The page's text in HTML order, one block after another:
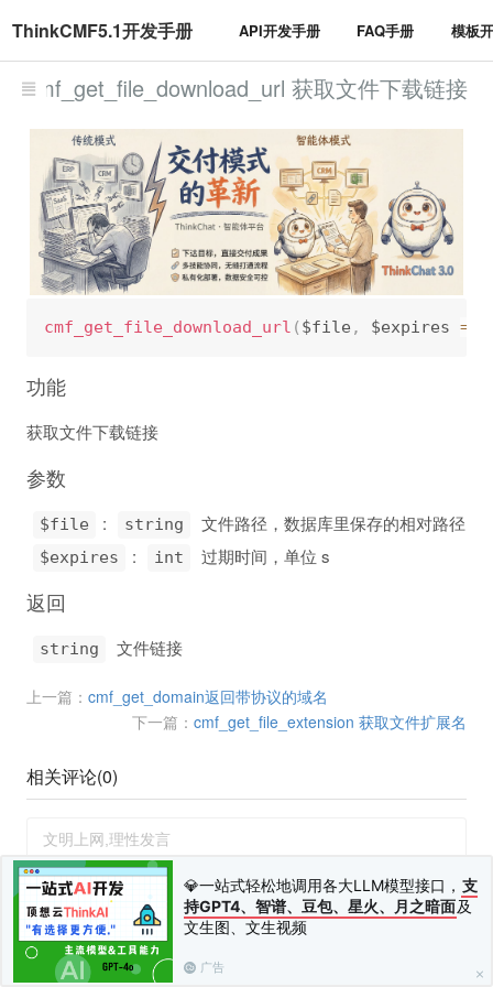
💎一站式轻松地调用各大LLM模型接口， 支
持GPT4、智谱、豆包、星火、月之暗面及
文生图、文生视频
广告
ThinkCMF5.1开发手册 API开发手册 FAQ手册 模板
cmf_get_file_download_url 获取文件下载链接
cmf_get_file_download_url ( $file , $expires =
功能
获取文件下载链接
参数
$file : string 文件路径，数据库里保存的相对路径
$expires : int 过期时间，单位 s
返回
string 文件链接
上一篇： cmf_get_domain返回带协议的域名
下一篇： cmf_get_file_extension 获取文件扩展名
相关评论(0)
您需要登录并绑定手机